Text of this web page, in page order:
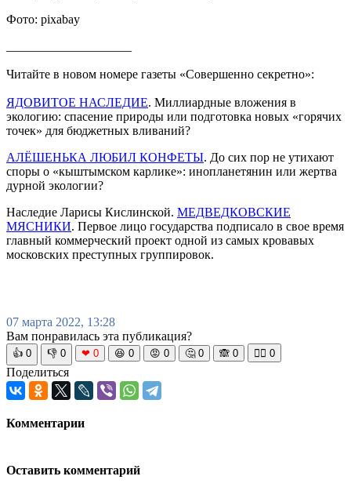
Фото: pixabay
Читайте в новом номере газеты «Совершенно секретно»:
ЯДОВИТОЕ НАСЛЕДИЕ. Миллиардные вложения в
экологию: спасение природы или подготовка новых «горячих
точек» для бюджетных вливаний?
АЛЁШЕНЬКА ЛЮБИЛ КОНФЕТЫ. До сих пор не утихают
споры о «кыштымском карлике»: инопланетянин или жертва
дурной экологии?
Наследие Ларисы Кислинской. МЕДВЕДКОВСКИЕ
МЯСНИКИ. Первое лицо государства подписало в свое время
главный коммерческий проект одной из самых кровавых
московских преступных группировок.
07 марта 2022, 13:28
Вам понравилась эта публикация?
👍 0 👎 0 ❤ 0 😆 0 😡 0 🤔 0 🙈 0 🧘‍♀️ 0
Поделиться
Комментарии
Оставить комментарий